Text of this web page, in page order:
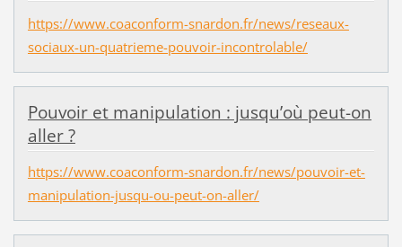
https://www.coaconform-snardon.fr/news/reseaux-
sociaux-un-quatrieme-pouvoir-incontrolable/
Pouvoir et manipulation : jusqu’où peut-on
aller ?
https://www.coaconform-snardon.fr/news/pouvoir-et-
manipulation-jusqu-ou-peut-on-aller/